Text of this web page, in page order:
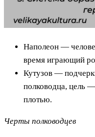
Наполеон —
время играющий
Кутузов —
полководца, цель
плотью.
Черты полководцев